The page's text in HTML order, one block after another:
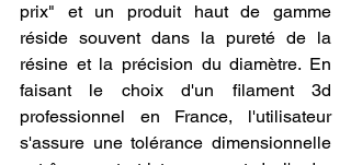
prix" et un produit haut de gamme
réside souvent dans la pureté de la
résine et la précision du diamètre. En
faisant le choix d'un filament 3d
professionnel en France, l'utilisateur
s'assure une tolérance dimensionnelle